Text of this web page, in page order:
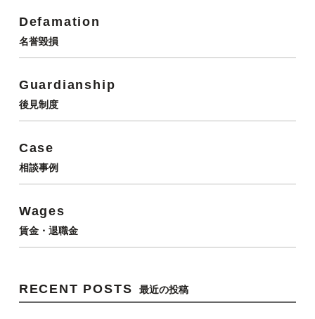
Defamation
名誉毀損
Guardianship
後見制度
Case
相談事例
Wages
賃金・退職金
RECENT POSTS 最近の投稿